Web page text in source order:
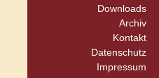
Downloads
Archiv
Kontakt
Datenschutz
Impressum